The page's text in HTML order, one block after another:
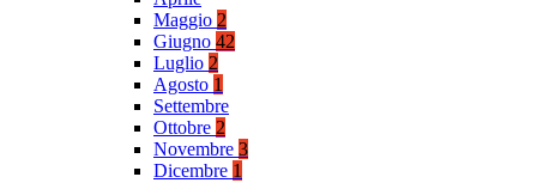
Maggio 2
Giugno 42
Luglio 2
Agosto 1
Settembre
Ottobre 2
Novembre 3
Dicembre 1